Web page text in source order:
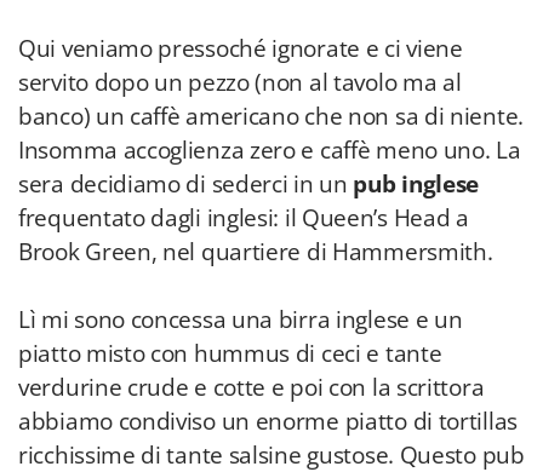
Qui veniamo pressoché ignorate e ci viene
servito dopo un pezzo (non al tavolo ma al
banco) un caffè americano che non sa di niente.
Insomma accoglienza zero e caffè meno uno. La
sera decidiamo di sederci in un pub inglese
frequentato dagli inglesi: il Queen’s Head a
Brook Green, nel quartiere di Hammersmith.
Lì mi sono concessa una birra inglese e un
piatto misto con hummus di ceci e tante
verdurine crude e cotte e poi con la scrittora
abbiamo condiviso un enorme piatto di tortillas
ricchissime di tante salsine gustose. Questo pub